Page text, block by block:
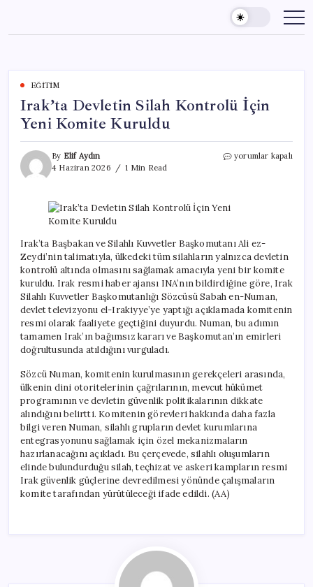
content
EĞITIM
Irak’ta Devletin Silah Kontrolü İçin
Yeni Komite Kuruldu
By Elif Aydın
4 Haziran 2026
1 Min Read
Irak’ta
Kuruldu
için
yorumlar kapalı
Irak’ta Başbakan ve Silahlı Kuvvetler Başkomutanı Ali ez-
Zeydi’nin talimatıyla, ülkedeki tüm silahların yalnızca devletin
kontrolü altında olmasını sağlamak amacıyla yeni bir komite
kuruldu. Irak resmi haber ajansı INA’nın bildirdiğine göre, Irak
Silahlı Kuvvetler Başkomutanlığı Sözcüsü Sabah en-Numan,
devlet televizyonu el-Irakiyye’ye yaptığı açıklamada komitenin
resmi olarak faaliyete geçtiğini duyurdu. Numan, bu adımın
tamamen Irak’ın bağımsız kararı ve Başkomutan’ın emirleri
doğrultusunda atıldığını vurguladı.
Sözcü Numan, komitenin kurulmasının gerekçeleri arasında,
ülkenin dini otoritelerinin çağrılarının, mevcut hükümet
programının ve devletin güvenlik politikalarının dikkate
alındığını belirtti. Komitenin görevleri hakkında daha fazla
bilgi veren Numan, silahlı grupların devlet kurumlarına
entegrasyonunu sağlamak için özel mekanizmaların
hazırlanacağını açıkladı. Bu çerçevede, silahlı oluşumların
elinde bulundurduğu silah, teçhizat ve askeri kampların resmi
Irak güvenlik güçlerine devredilmesi yönünde çalışmaların
komite tarafından yürütüleceği ifade edildi. (AA)